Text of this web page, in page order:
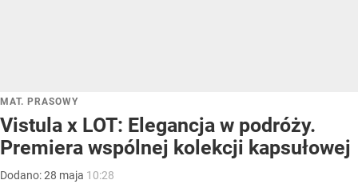
MAT. PRASOWY
Vistula x LOT: Elegancja w podróży.
Premiera wspólnej kolekcji kapsułowej
Dodano:28 maja 10:28